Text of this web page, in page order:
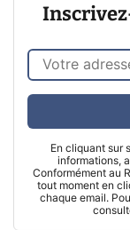
En cliquant sur
informations,
Conformément au
tout moment en
chaque email.